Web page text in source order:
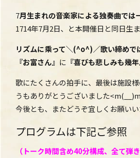
7月生まれの音楽家による独奏曲では
1714年7月2日、と本開催日と同日生
リズムに乘って＼(^o^)／歌い締めで
『お富さん』 に 『喜びも悲しみも幾年
歌にたくさんの拍手に、最後は施設
うもありがとうございました
今後とも、またどうぞ宜しくお願い
プログラムは下記ご参照
（トーク時間含め40分構成、 全て弾き